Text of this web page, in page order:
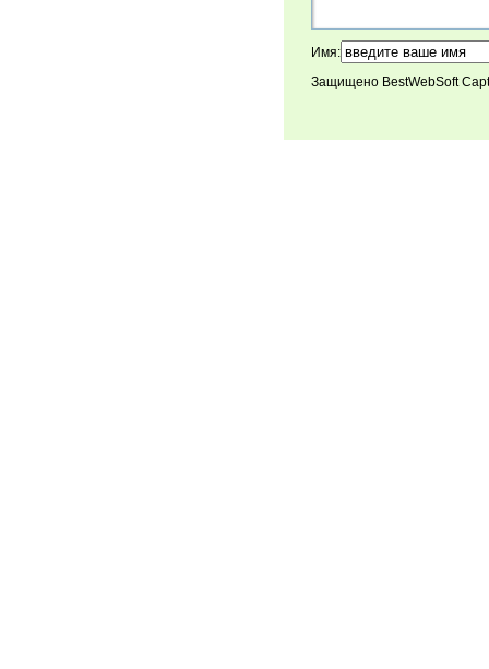
Имя:
Защищено BestWebSoft